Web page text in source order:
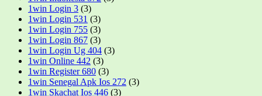
1win Login 3 (3)
1win Login 531 (3)
1win Login 755 (3)
1win Login 867 (3)
1win Login Ug 404 (3)
1win Online 442 (3)
1win Register 680 (3)
1win Senegal Apk Ios 272 (3)
1win Skachat Ios 446 (3)